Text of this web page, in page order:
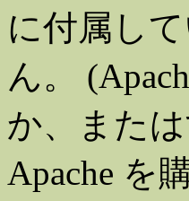
に付属し
ん。
か、また
Apache を